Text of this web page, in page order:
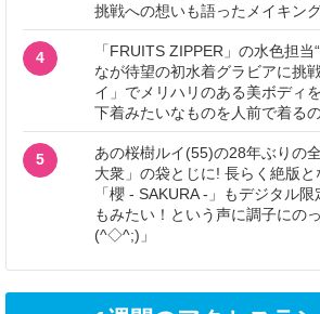
挑戦への想いも語ったメイキン
4
「FRUITS ZIPPER」の水色担当
なが待望の初水着グラビアに挑
イ」でメリハリのある美ボディ
下着みたいなものを人前で着る
5
あの桜樹ルイ(55)の28年ぶりの
大衆」の袋とじに! 長らく絶版
「櫻 - SAKURA -」もデジタル
もみたい！という声に調子にの
(^◇^;)」